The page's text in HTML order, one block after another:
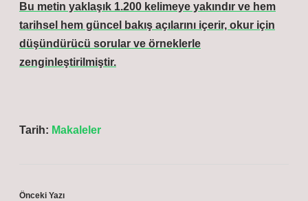
Bu metin yaklaşık 1.200 kelimeye yakındır ve hem
tarihsel hem güncel bakış açılarını içerir, okur için
düşündürücü sorular ve örneklerle
zenginleştirilmiştir.
Tarih: Makaleler
Önceki Yazı